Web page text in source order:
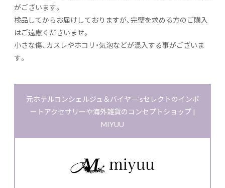
がございます。
検品してからお届けしておりますが、完璧を求める方のご購入
はご遠慮くださいませ。
小さな傷、カスレやホコリ・気泡などが混入する事がございま
す。
元ホテルコンシェルジュ＆バイヤー'sセレクトのインポ
ートアクセサリーや海外雑貨のコンセプトショップ |
MIYUU